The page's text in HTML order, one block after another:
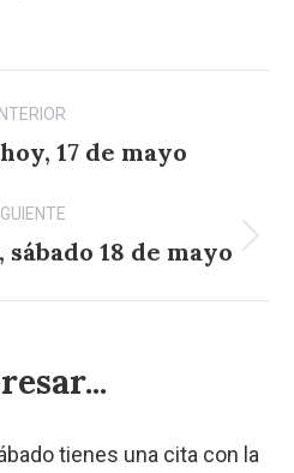
Publicación
17 de mayo
Publicación18 de mayo
tienes una cita con la